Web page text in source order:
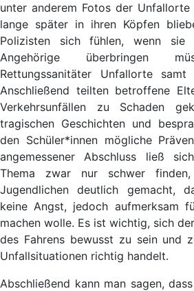
unter anderem Fotos der
lange später in ihren Köpfen
Polizisten sich fühlen, wenn sie
Angehörige überbringen
Rettungssanitäter Unfallorte samt
Anschließend teilten betroffene
Verkehrsunfällen zu Schaden
tragischen Geschichten und
den Schüler*innen mögliche
angemessener Abschluss ließ
Thema zwar nur schwer
Jugendlichen deutlich gemacht,
keine Angst, jedoch aufmerksam
machen wolle. Es ist wichtig, sich
des Fahrens bewusst zu sein und
Unfallsituationen richtig handelt.
Abschließend kann man sagen,